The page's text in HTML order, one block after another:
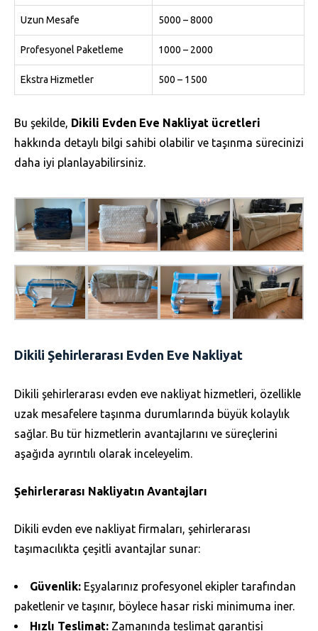
Uzun Mesafe 5000 – 8000
Profesyonel Paketleme 1000 – 2000
Ekstra Hizmetler 500 – 1500
Bu şekilde, Dikili Evden Eve Nakliyat ücretleri
hakkında detaylı bilgi sahibi olabilir ve taşınma sürecinizi
daha iyi planlayabilirsiniz.
Dikili Şehirlerarası Evden Eve Nakliyat
Dikili şehirlerarası evden eve nakliyat hizmetleri, özellikle
uzak mesafelere taşınma durumlarında büyük kolaylık
sağlar. Bu tür hizmetlerin avantajlarını ve süreçlerini
aşağıda ayrıntılı olarak inceleyelim.
Şehirlerarası Nakliyatın Avantajları
Dikili evden eve nakliyat firmaları, şehirlerarası
taşımacılıkta çeşitli avantajlar sunar:
Güvenlik: Eşyalarınız profesyonel ekipler tarafından
paketlenir ve taşınır, böylece hasar riski minimuma iner.
Hızlı Teslimat: Zamanında teslimat garantisi